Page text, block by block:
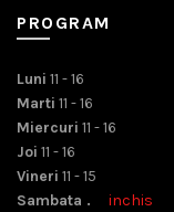
PROGRAM
Luni 11 - 16
Marti 11 - 16
Miercuri 11 - 16
Joi 11 - 16
Vineri 11 - 15
Sambata . inchis